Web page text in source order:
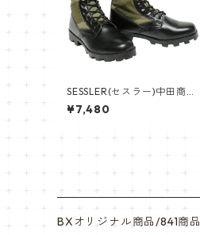
SESSLER(セスラー)中田商店
US タイプ ジャングルブー
ツ ベトナム戦タイプ
¥7,480
BXオリジナル商品/841商品